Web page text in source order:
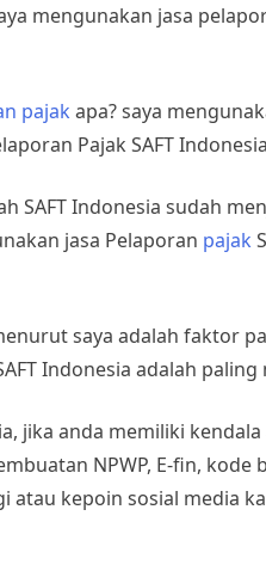
mengunakan jasa
pajak apa? saya
Pajak SAFT
SAFT Indonesia sudah
jasa Pelaporan pajak
saya adalah faktor
Indonesia adalah
jika anda memiliki
NPWP, E-fin,
atau kepoin sosial media